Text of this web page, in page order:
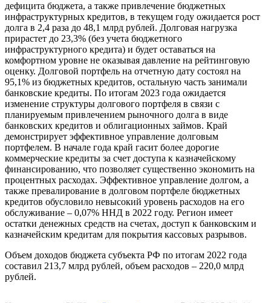
дефицита бюджета, а также привлечение бюджетных
инфраструктурных кредитов, в текущем году ожидается рост
долга в 2,4 раза до 48,1 млрд рублей. Долговая нагрузка
прирастет до 23,3% (без учета бюджетного
инфраструктурного кредита) и будет оставаться на
комфортном уровне не оказывая давление на рейтинговую
оценку. Долговой портфель на отчетную дату состоял на
95,1% из бюджетных кредитов, остальную часть занимали
банковские кредиты. По итогам 2023 года ожидается
изменение структуры долгового портфеля в связи с
планируемым привлечением рыночного долга в виде
банковских кредитов и облигационных займов. Край
демонстрирует эффективное управление долговым
портфелем. В начале года край гасит более дорогие
коммерческие кредиты за счет доступа к казначейскому
финансированию, что позволяет существенно экономить на
процентных расходах. Эффективное управление долгом, а
также превалирование в долговом портфеле бюджетных
кредитов обусловило невысокий уровень расходов на его
обслуживание – 0,07% ННД в 2022 году. Регион имеет
остатки денежных средств на счетах, доступ к банковским и
казначейским кредитам для покрытия кассовых разрывов.
Объем доходов бюджета субъекта РФ по итогам 2022 года
составил 213,7 млрд рублей, объем расходов – 220,0 млрд
рублей.